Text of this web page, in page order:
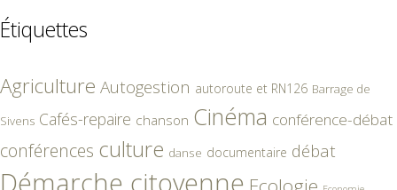
Étiquettes
Agriculture Autogestion autoroute et RN126 Barrage de
Sivens Cafés-repaire chanson Cinéma conférence-débat
conférences culture danse documentaire débat